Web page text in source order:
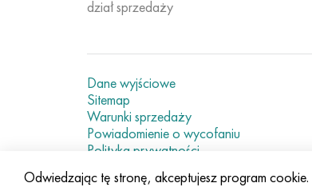
dział sprzedaży
Dane wyjściowe
Sitemap
Warunki sprzedaży
Powiadomienie o wycofaniu
Polityka prywatności
Current metal prices
Odwiedzając tę stronę, akceptujesz program cookie.